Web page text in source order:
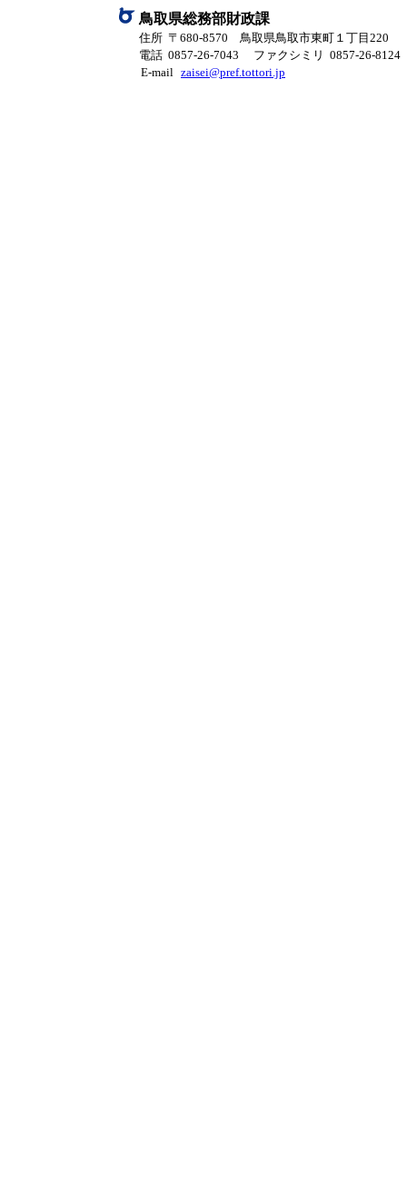
鳥取県総務部財政課
住所 〒680-8570 鳥取県鳥取市東町１丁目220
電話 0857-26-7043
ファクシミリ 0857-26-8124
E-mail zaisei@pref.tottori.jp